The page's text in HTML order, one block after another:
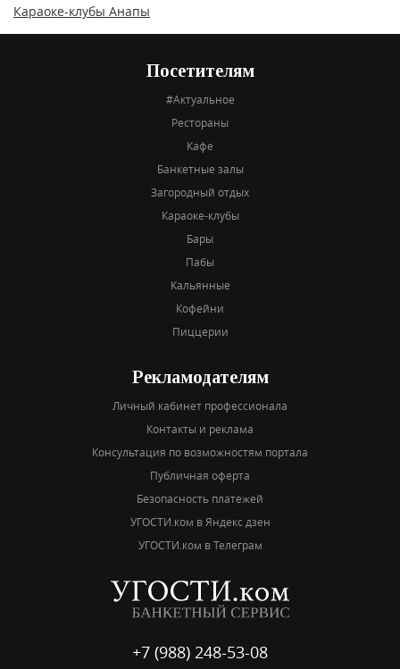
Караоке-клубы Анапы
Посетителям
#Актуальное
Рестораны
Кафе
Банкетные залы
Загородный отдых
Караоке-клубы
Бары
Пабы
Кальянные
Кофейни
Пиццерии
Рекламодателям
Личный кабинет профессионала
Контакты и реклама
Консультация по возможностям портала
Публичная оферта
Безопасность платежей
УГОСТИ.ком в Яндекс дзен
УГОСТИ.ком в Телеграм
+7 (988) 248-53-08